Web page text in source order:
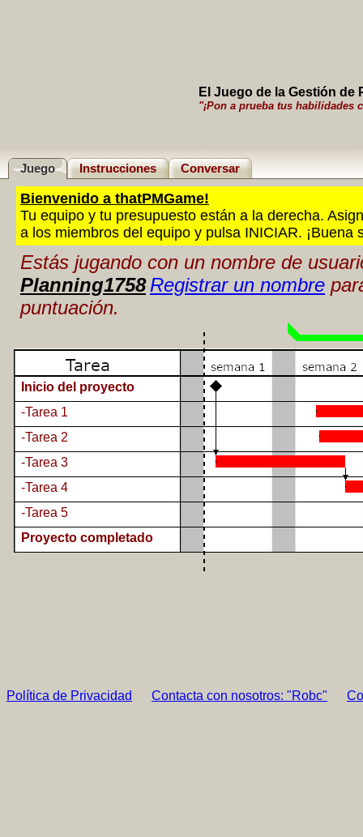
El Juego de la Gestión de
"¡Pon a prueba tus habilidades
Juego Instrucciones Conversar
Bienvenido a thatPMGame!
Tu equipo y tu presupuesto están a la derecha.
a los miembros del equipo y pulsa INICIAR. ¡Buena
Estás jugando con un nombre de
Planning1758 Registrar un nombre
puntuación.
Inicio del proyecto
Proyecto completado
-Tarea 1
-Tarea 2
-Tarea 3
-Tarea 4
-Tarea 5
Política de Privacidad Contacta con nosotros: "Robc"